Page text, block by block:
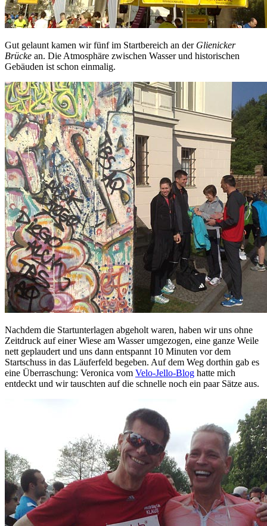
Gut gelaunt kamen wir fünf im Startbereich an der Glienicker
Brücke an. Die Atmosphäre zwischen Wasser und historischen
Gebäuden ist schon einmalig.
Nachdem die Startunterlagen abgeholt waren, haben wir uns ohne
Zeitdruck auf einer Wiese am Wasser umgezogen, eine ganze Weile
nett geplaudert und uns dann entspannt 10 Minuten vor dem
Startschuss in das Läuferfeld begeben. Auf dem Weg dorthin gab es
eine Überraschung: Veronica vom Velo-Jello-Blog hatte mich
entdeckt und wir tauschten auf die schnelle noch ein paar Sätze aus.